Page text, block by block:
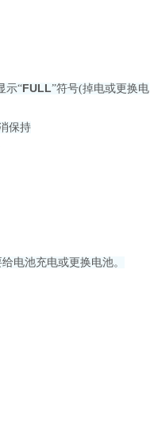
示“FULL”符号(掉电或更换电
保持
电池充电或更换电池。